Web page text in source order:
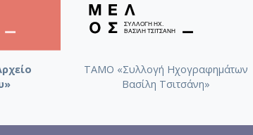
Αγραφιώτης, Δημήτριος. Τρίο
ΤΑΜΟ «Συλλογή Ηχογραφημάτων
Βασίλη Τσιτσάνη»